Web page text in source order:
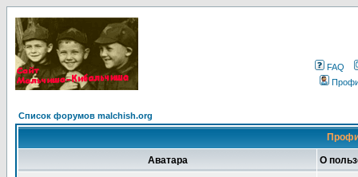
FAQ
Список форумов malchish.org
Аватара О